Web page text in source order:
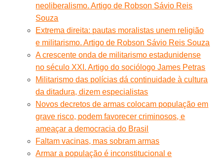
neoliberalismo. Artigo de Robson Sávio Reis
Souza
Extrema direita: pautas moralistas unem religião
e militarismo. Artigo de Robson Sávio Reis Souza
A crescente onda de militarismo estadunidense
no século XXI. Artigo do sociólogo James Petras
Militarismo das polícias dá continuidade à cultura
da ditadura, dizem especialistas
Novos decretos de armas colocam população em
grave risco, podem favorecer criminosos, e
ameaçar a democracia do Brasil
Faltam vacinas, mas sobram armas
Armar a população é inconstitucional e